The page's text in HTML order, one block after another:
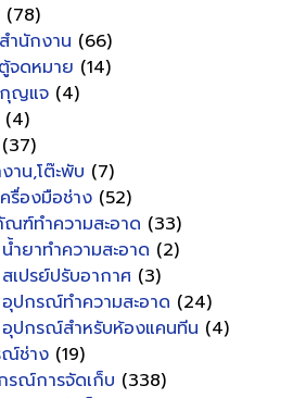
(78)
ำนักงาน (66)
จดหมาย (14)
ญแจ (4)
(4)
(37)
าน,โต๊ะพับ (7)
รื่องมือช่าง (52)
ฑ์ทำความสะอาด (33)
น้ำยาทำความสะอาด (2)
สเปรย์ปรับอากาศ (3)
อุปกรณ์ทำความสะอาด (24)
อุปกรณ์สำหรับห้องแคนทีน (4)
ช่าง (19)
รณ์การจัดเก็บ (338)